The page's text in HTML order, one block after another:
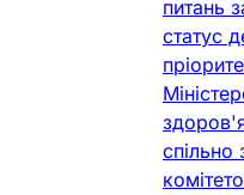
питань
статус
спільно